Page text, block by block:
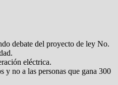
debate del proyecto de ley No.
eléctrica.
no a las personas que gana 300